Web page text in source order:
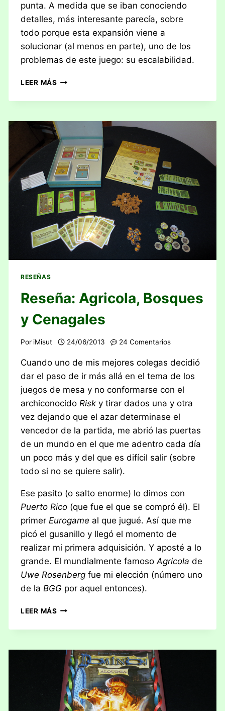
punta. A medida que se iban conociendo
detalles, más interesante parecía, sobre
todo porque esta expansión viene a
solucionar (al menos en parte), uno de los
problemas de este juego: su escalabilidad.
LEER MÁS RESEÑA:
DE
(EXPANSIÓN
PARA
JUEGO
DE
TRONOS:
JUEGO
DE
TABLERO
2ª
RESEÑAS
Reseña: Agricola, Bosques
y Cenagales
Por iMisut 24/06/2013 24 Comentarios
Cuando uno de mis mejores colegas decidió
dar el paso de ir más allá en el tema de los
juegos de mesa y no conformarse con el
archiconocido Risky tirar dados una y otra
vez dejando que el azar determinase el
vencedor de la partida, me abrió las puertas
de un mundo en el que me adentro cada día
un poco más y del que es difícil salir (sobre
todo si no se quiere salir).
Ese pasito (o salto enorme) lo dimos con
Puerto Rico (que fue el que se compró él). El
primer Eurogame al que jugué. Así que me
picó el gusanillo y llegó el momento de
realizar mi primera adquisición. Y aposté a lo
grande. El mundialmente famosoAgricolade
Uwe Rosenberg fue mi elección (número uno
de la BGG por aquel entonces).
LEER MÁS RESEÑA:
BOSQUES
CENAGALES